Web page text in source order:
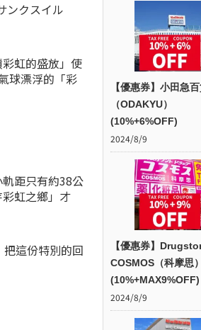
ンクスイル
虹的盛放」使
球漂浮的「彩
距只有約38公
虹之鄉」才
這份特別的回
【優惠券】小田急
（ODAKYU）
(10%+6%OFF)
2024/8/9
【優惠券】
COSMOS（科摩思
(10%+MAX9%OFF)
2024/8/9